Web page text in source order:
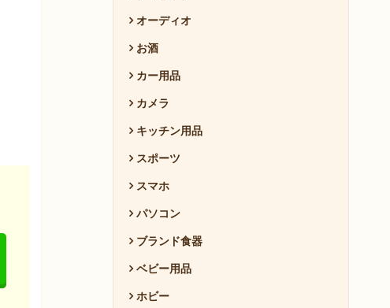
オーディオ
お酒
カー用品
カメラ
キッチン用品
スポーツ
スマホ
パソコン
ブランド食器
ベビー用品
ホビー